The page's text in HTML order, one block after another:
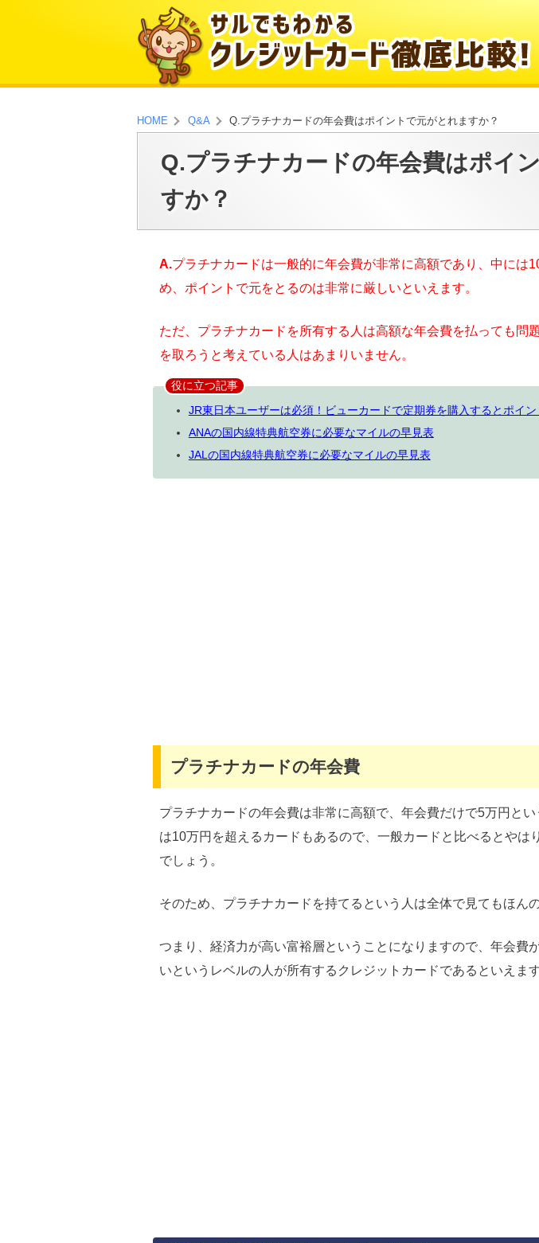
HOME Q&A Q.プラチナカードの年会費はポイントで元がとれますか？
Q.プラチナカードの年会費はポイ
すか？
A.プラチナカードは一般的に年会費が非常に高額であり、中には
め、ポイントで元をとるのは非常に厳しいといえます。
ただ、プラチナカードを所有する人は高額な年会費を払っても問
を取ろうと考えている人はあまりいません。
役に立つ記事
JR東日本ユーザーは必須！ビューカードで定期券を購入するとポイン
ANAの国内線特典航空券に必要なマイルの早見表
JALの国内線特典航空券に必要なマイルの早見表
プラチナカードの年会費
プラチナカードの年会費は非常に高額で、年会費だけで5万円と
は10万円を超えるカードもあるので、一般カードと比べるとやは
でしょう。
そのため、プラチナカードを持てるという人は全体で見てもほん
つまり、経済力が高い富裕層ということになりますので、年会費
いというレベルの人が所有するクレジットカードであるといえます